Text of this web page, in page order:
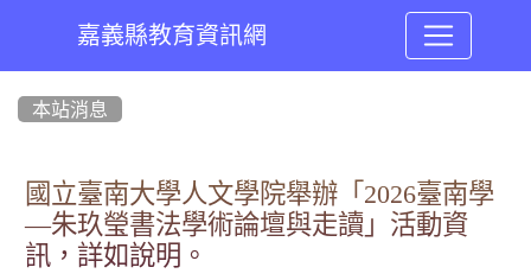
嘉義縣教育資訊網
本站消息
國立臺南大學人文學院舉辦「2026臺南學
—朱玖瑩書法學術論壇與走讀」活動資
訊，詳如說明。